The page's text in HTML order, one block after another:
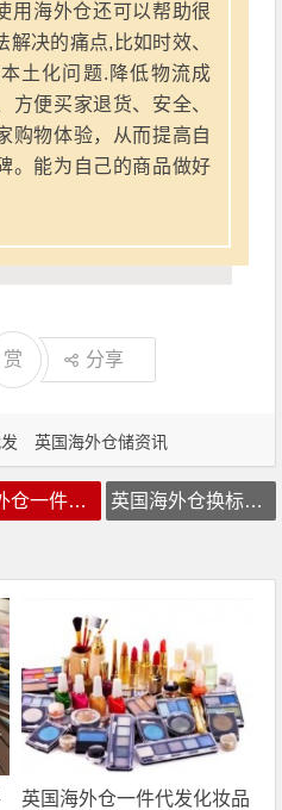
英国海外仓储资讯
用海外仓还可以帮助很
决的痛点,比如时效、
土化问题.降低物流成
方便买家退货、安全、
购物体验，从而提高自
。能为自己的商品做好
赏 分享
英国海外仓一件代发 英国海外仓换标价格
英国海外仓一件代发化妆品